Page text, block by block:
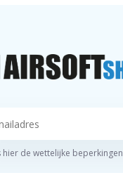
hier de wettelijke beperkingen